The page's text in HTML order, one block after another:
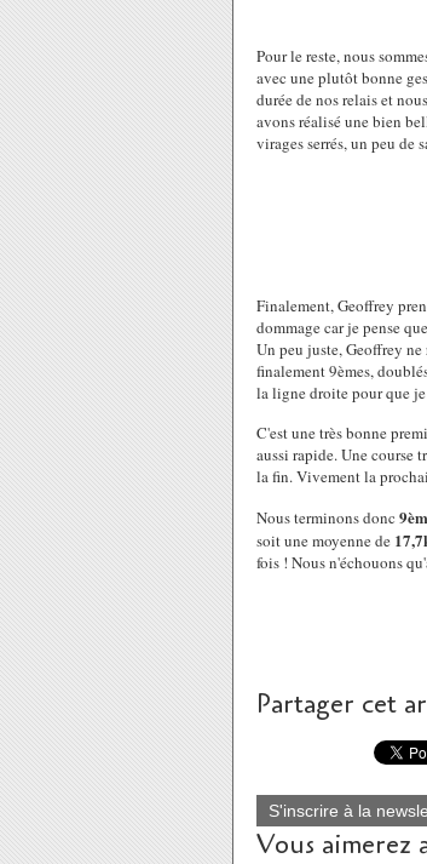
Pour le reste, nous
avec une plutôt bonne
durée de nos relais et
avons réalisé une bien
virages serrés, un peu de
Finalement, Geoffrey
dommage car je pense
Un peu juste, Geoffrey
finalement 9èmes,
la ligne droite pour que
C'est une très bonne
aussi rapide. Une course
la fin. Vivement la
Nous terminons donc
soit une moyenne de
fois ! Nous n'échouons
Partager cet
S'inscrire à la
Vous aimerez